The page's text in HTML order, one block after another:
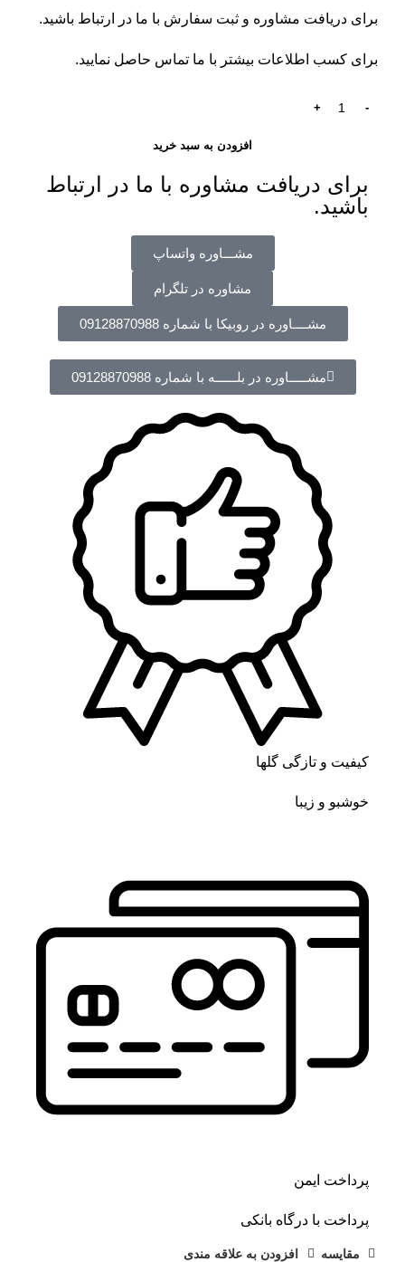
برای دریافت مشاوره و ثبت سفارش با ما در ارتباط باشید.
برای کسب اطلاعات بیشتر با ما تماس حاصل نمایید.
افزودن به سبد خرید
برای دریافت مشاوره با ما در ارتباط
باشید.
مشـــاوره واتساپ
مشاوره در تلگرام
مشــــاوره در روبیکا با شماره 09128870988
مشـــــاوره در بلــــــه با شماره 09128870988
کیفیت و تازگی گلها
خوشبو و زیبا
پرداخت ایمن
پرداخت با درگاه بانکی
مقايسه افزودن به علاقه مندی